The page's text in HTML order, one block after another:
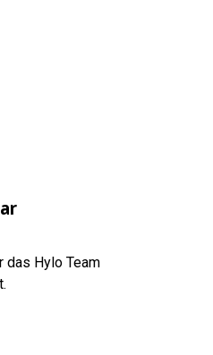
das Hylo Team